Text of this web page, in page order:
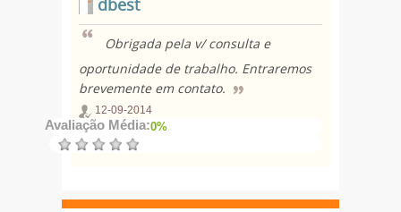
dbest
Obrigada pela v/ consulta e
oportunidade de trabalho. Entraremos
brevemente em contato.
12-09-2014
Avaliação Média:0%